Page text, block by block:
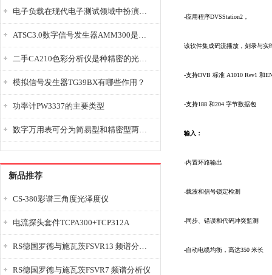
电子负载在现代电子测试领域中扮演着重要的角色
ATSC3.0数字信号发生器AMM300是能够产生各种数字信号的电子设备
二手CA210色彩分析仪是种精密的光学测量仪器
模拟信号发生器TG39BX有哪些作用？
功率计PW3337的主要类型
数字万用表可分为简易型和精密型两大类
新品推荐
CS-380彩谱三角度光泽度仪
电流探头套件TCPA300+TCP312A
RS德国罗德与施瓦茨FSVR13 频谱分析仪
RS德国罗德与施瓦茨FSVR7 频谱分析仪
-应用程序DVSStation2，
该软件集成码流播放，刻录与实
-支持DVB 标准 A1010 Rev1 和
-支持188 和204 字节数据包
输入：
-内置环路输出
-载波和信号锁定检测
-同步、错误和代码冲突监测
-自动电缆均衡，高达350 米长